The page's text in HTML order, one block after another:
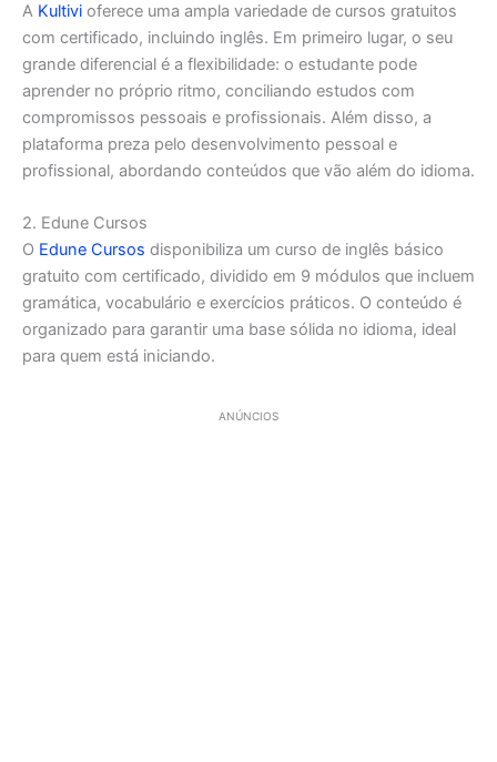
A Kultivi oferece uma ampla variedade de cursos gratuitos
com certificado, incluindo inglês. Em primeiro lugar, o seu
grande diferencial é a flexibilidade: o estudante pode
aprender no próprio ritmo, conciliando estudos com
compromissos pessoais e profissionais. Além disso, a
plataforma preza pelo desenvolvimento pessoal e
profissional, abordando conteúdos que vão além do idioma.
2. Edune Cursos
O Edune Cursos disponibiliza um curso de inglês básico
gratuito com certificado, dividido em 9 módulos que incluem
gramática, vocabulário e exercícios práticos. O conteúdo é
organizado para garantir uma base sólida no idioma, ideal
para quem está iniciando.
ANÚNCIOS